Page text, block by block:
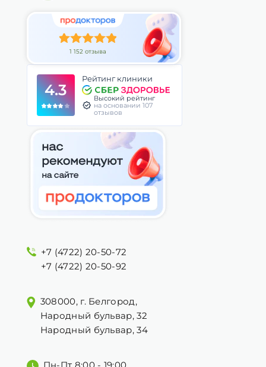
1 152 отзыва
4.3
Рейтинг клиники
Высокий рейтинг
на основании 107
отзывов
+7 (4722) 20-50-72
+7 (4722) 20-50-92
308000, г. Белгород,
Народный бульвар, 32
Народный бульвар, 34